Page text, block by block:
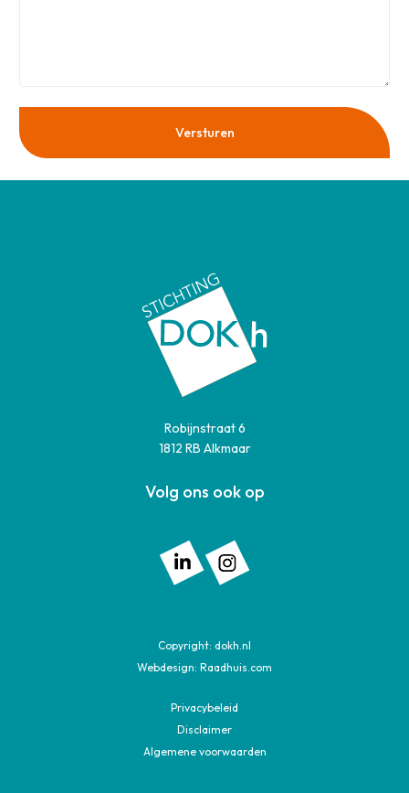
Robijnstraat 6
1812 RB Alkmaar
Volg ons ook op
Volg ons op: Linkedin
Copyright: dokh.nl
Webdesign: Raadhuis.com
Privacybeleid
Disclaimer
Algemene voorwaarden